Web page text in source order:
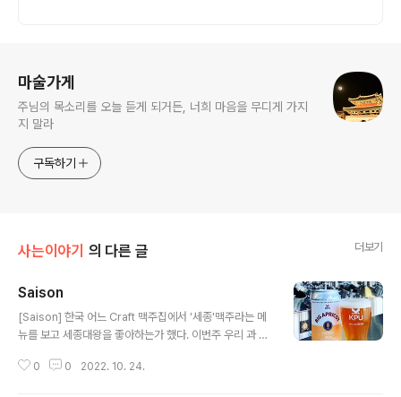
마술가게
주님의 목소리를 오늘 듣게 되거든, 너희 마음을 무디게 가지
지 말라
구독하기
사는이야기 의 다른 글 더보기
Saison
[Saison] 한국 어느 Craft 맥주집에서 '세종'맥주라는 메
뉴를 보고 세종대왕을 좋아하는가 했다. 이번주 우리 과 맥
3% ABV, 25 IBU) 있는 걸 보다가 아 그때 그 세종이 이
0 0 2022. 10. 24.